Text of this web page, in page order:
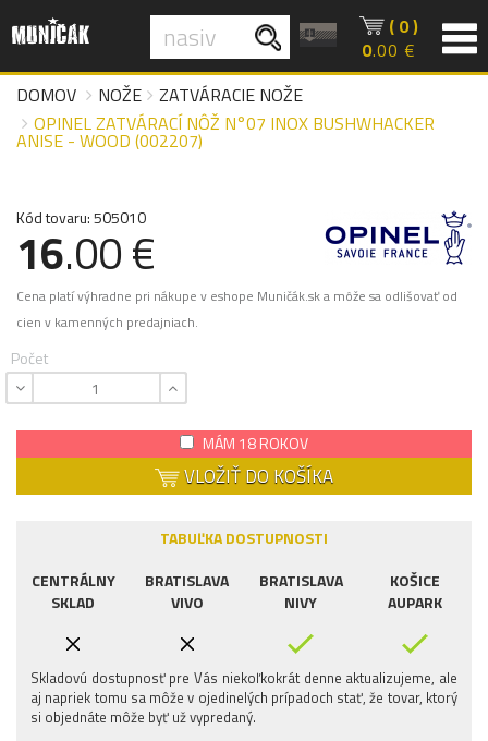
( 0 )
0.00 €
DOMOV
NOŽE
ZATVÁRACIE NOŽE
OPINEL ZATVÁRACÍ NÔŽ N°07 INOX BUSHWHACKER
ANISE - WOOD (002207)
Kód tovaru: 505010
16.00 €
Cena platí výhradne pri nákupe v eshope Muničák.sk a môže sa odlišovať od
cien v kamenných predajniach.
Počet
MÁM 18 ROKOV
VLOŽIŤ DO KOŠÍKA
TABUĽKA DOSTUPNOSTI
CENTRÁLNY
SKLAD
BRATISLAVA
VIVO
BRATISLAVA
NIVY
KOŠICE
AUPARK
Skladovú dostupnosť pre Vás niekoľkokrát denne aktualizujeme, ale
aj napriek tomu sa môže v ojedinelých prípadoch stať, že tovar, ktorý
si objednáte môže byť už vypredaný.